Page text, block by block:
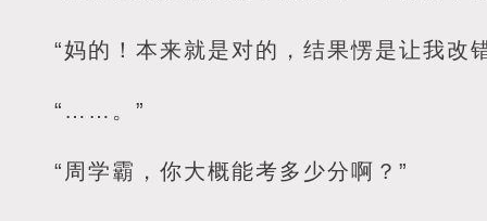
“妈的！本来就是对的，结果愣是让我改
“……。”
“周学霸，你大概能考多少分啊？”